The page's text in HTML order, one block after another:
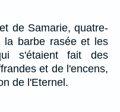
de Samarie, quatre-
la barbe rasée et les
s'étaient fait des
et de l'encens,
de l'Eternel.